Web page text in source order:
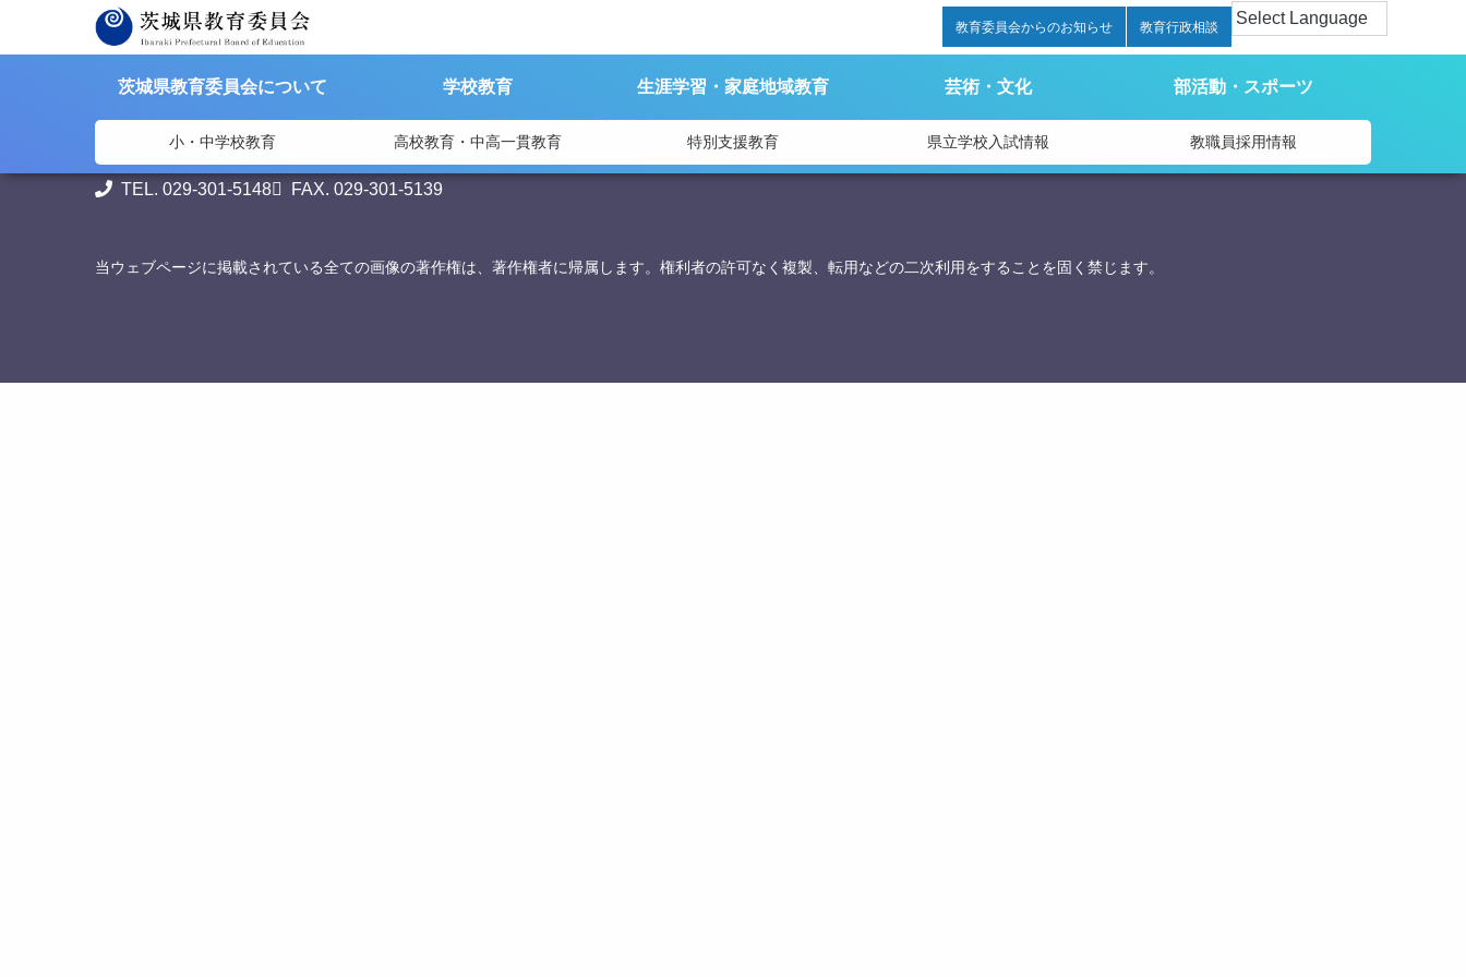
教育委員会からのお知らせ 教育行政相談
茨城県教育委員会について 学校教育 生涯学習・家庭地域教育 芸術・文化 部活動・スポーツ
小・中学校教育 高校教育・中高一貫教育 特別支援教育 県立学校入試情報 教職員採用情報
茨城県教育委員会>リンク集> 間宮林蔵記念館
〒310-8588
TEL. 029-301-5148
FAX. 029-301-5139
当ウェブページに掲載されている全ての画像の著作権は、著作権者に帰属します。権利者の許可なく複製、転用などの二次利用をすることを固く禁じます。